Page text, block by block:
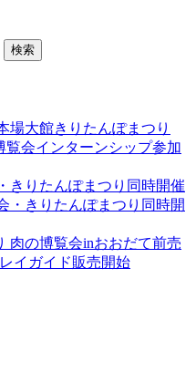
場大館きりたんぽまつり
覧会インターンシップ参加
きりたんぽまつり同時開催
・きりたんぽまつり同時開
肉の博覧会inおおだて前売
イガイド販売開始